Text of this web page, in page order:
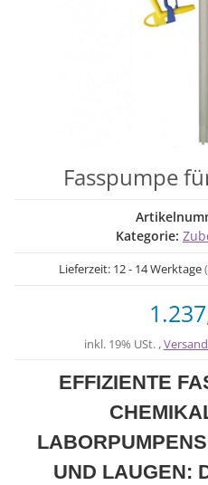
Fasspumpe
Kategorie:
Lieferzeit: 12 - 14 Werktage
inkl. 19% USt. ,
EFFIZIENTE
UND LAUGEN: